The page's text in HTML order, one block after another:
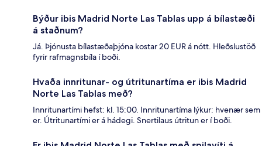
Býður ibis Madrid Norte Las Tablas upp á bílastæði
á staðnum?
Já. Þjónusta bílastæðaþjóna kostar 20 EUR á nótt. Hleðslustöð
fyrir rafmagnsbíla í boði.
Hvaða innritunar- og útritunartíma er ibis Madrid
Norte Las Tablas með?
Innritunartími hefst: kl. 15:00. Innritunartíma lýkur: hvenær sem
er. Útritunartími er á hádegi. Snertilaus útritun er í boði.